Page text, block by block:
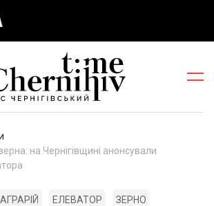
на Чернігівщині анонсували
АГРАРІЙ ЕЛЕВАТОР ЗЕРНО